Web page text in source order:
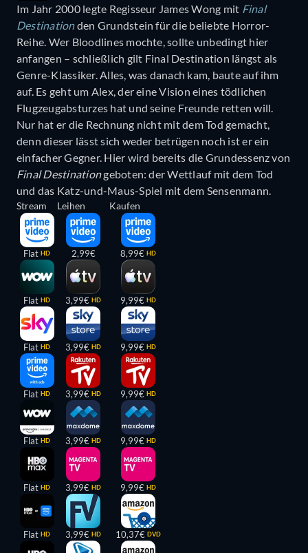
Im Jahr 2000 legte Regisseur James Wong mit Final
Destinationden Grundstein für die beliebte Horror-
Reihe. Wer Bloodlines mochte, sollte unbedingt hier
anfangen – schließlich gilt Final Destination längst als
Genre-Klassiker. Alles, was danach kam, baute auf ihm
auf. Es geht um Alex, der eine Vision eines tödlichen
Flugzeugabsturzes hat und seine Freunde retten will.
Nur hat er die Rechnung nicht mit dem Tod gemacht,
denn dieser lässt sich weder betrügen noch ist er ein
einfacher Gegner. Hier wird bereits die Grundessenz von
Final Destinationgeboten: der Wettlauf mit dem Tod
und das Katz-und-Maus-Spiel mit dem Sensenmann.
Stream
Flat HD
Flat HD
Flat HD
Flat HD
Flat HD
Flat HD
Flat HD
Leihen
2,99€
3,99€ HD
3,99€ HD
3,99€ HD
3,99€ HD
3,99€ HD
3,99€ HD
Kaufen
8,99€ HD
9,99€ HD
9,99€ HD
9,99€ HD
9,99€ HD
9,99€ HD
10,37€ DVD